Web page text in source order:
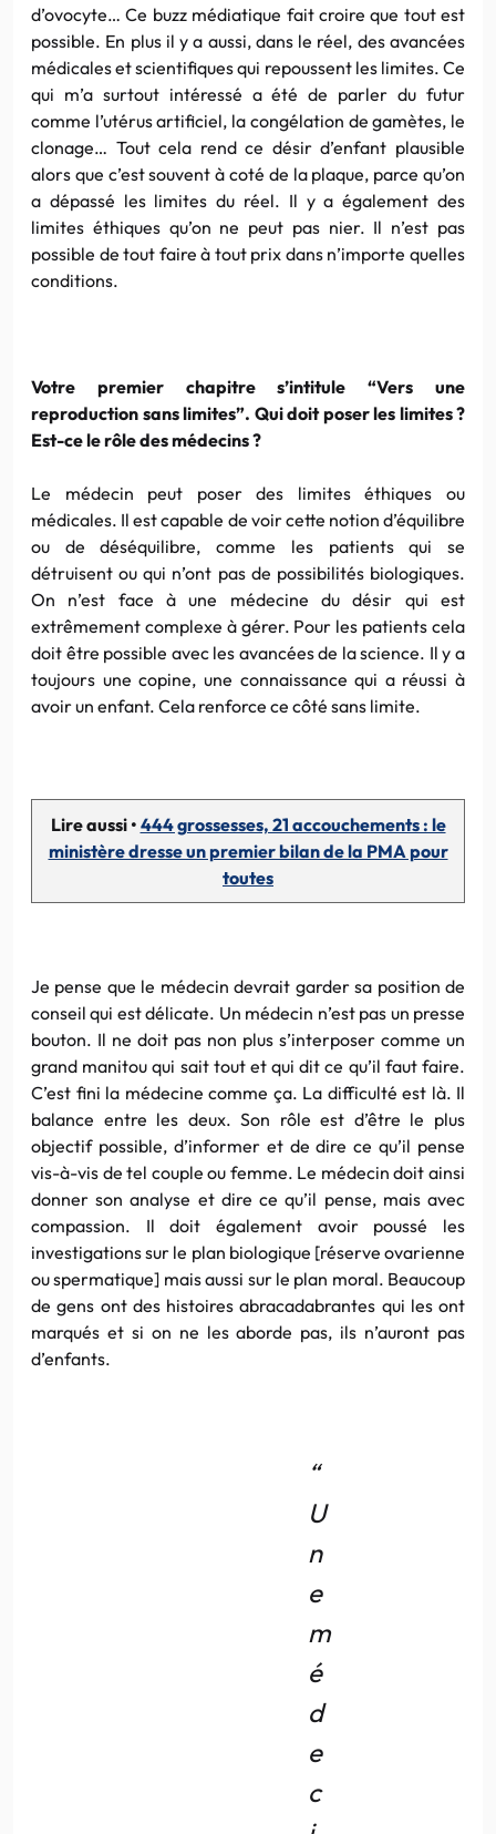
d’ovocyte… Ce buzz médiatique fait croire que tout est
possible. En plus il y a aussi, dans le réel, des avancées
médicales et scientifiques qui repoussent les limites. Ce
qui m’a surtout intéressé a été de parler du futur
comme l’utérus artificiel, la congélation de gamètes, le
clonage… Tout cela rend ce désir d’enfant plausible
alors que c’est souvent à coté de la plaque, parce qu’on
a dépassé les limites du réel. Il y a également des
limites éthiques qu’on ne peut pas nier. Il n’est pas
possible de tout faire à tout prix dans n’importe quelles
conditions.
Votre premier chapitre s’intitule “Vers une
reproduction sans limites”. Qui doit poser les limites ?
Est-ce le rôle des médecins ?
Le médecin peut poser des limites éthiques ou
médicales. Il est capable de voir cette notion d’équilibre
ou de déséquilibre, comme les patients qui se
détruisent ou qui n’ont pas de possibilités biologiques.
On n’est face à une médecine du désir qui est
extrêmement complexe à gérer. Pour les patients cela
doit être possible avec les avancées de la science. Il y a
toujours une copine, une connaissance qui a réussi à
avoir un enfant. Cela renforce ce côté sans limite.
Lire aussi • 444 grossesses, 21 accouchements : le
ministère dresse un premier bilan de la PMA pour
toutes
Je pense que le médecin devrait garder sa position de
conseil qui est délicate. Un médecin n’est pas un presse
bouton. Il ne doit pas non plus s’interposer comme un
grand manitou qui sait tout et qui dit ce qu’il faut faire.
C’est fini la médecine comme ça. La difficulté est là. Il
balance entre les deux. Son rôle est d’être le plus
objectif possible, d’informer et de dire ce qu’il pense
vis-à-vis de tel couple ou femme. Le médecin doit ainsi
donner son analyse et dire ce qu’il pense, mais avec
compassion. Il doit également avoir poussé les
investigations sur le plan biologique [réserve ovarienne
ou spermatique] mais aussi sur le plan moral. Beaucoup
de gens ont des histoires abracadabrantes qui les ont
marqués et si on ne les aborde pas, ils n’auront pas
d’enfants.
“
U
n
e
m
é
d
e
c